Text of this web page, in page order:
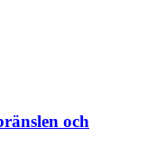
och